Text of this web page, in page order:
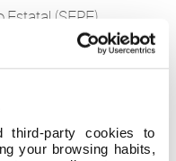
party cookies to
your browsing habits,
(SEPE),
educadores
en
embargo,no hay
hasta